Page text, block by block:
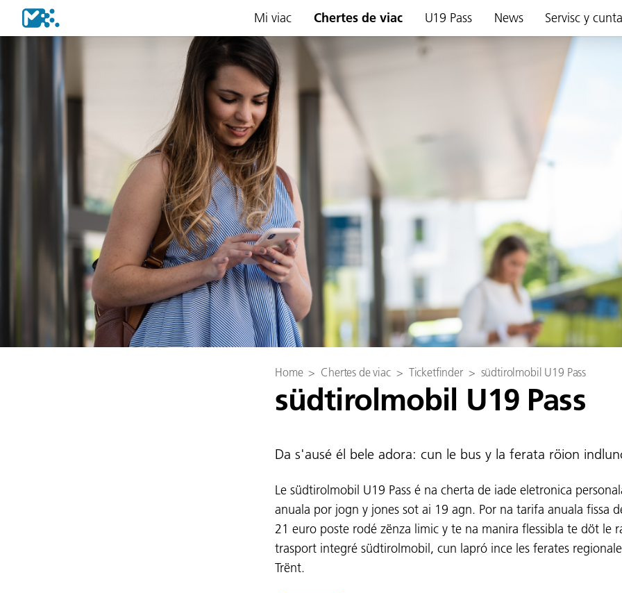
Mi viac Chertes de viac U19 Pass News Servisc y
Home > Chertes de viac > Ticketfinder > südtirolmobil U19 Pass
südtirolmobil U19 Pass
Da s'ausé él bele adora: cun le bus y la ferata röion
Le südtirolmobil U19 Pass é na cherta de iade eletronica
anuala por jogn y jones sot ai 19 agn. Por na tarifa anuala fissa
21 euro poste rodé zënza limic y te na manira flessibla te döt le
trasport integré südtirolmobil, cun lapró ince les ferates
Trënt.